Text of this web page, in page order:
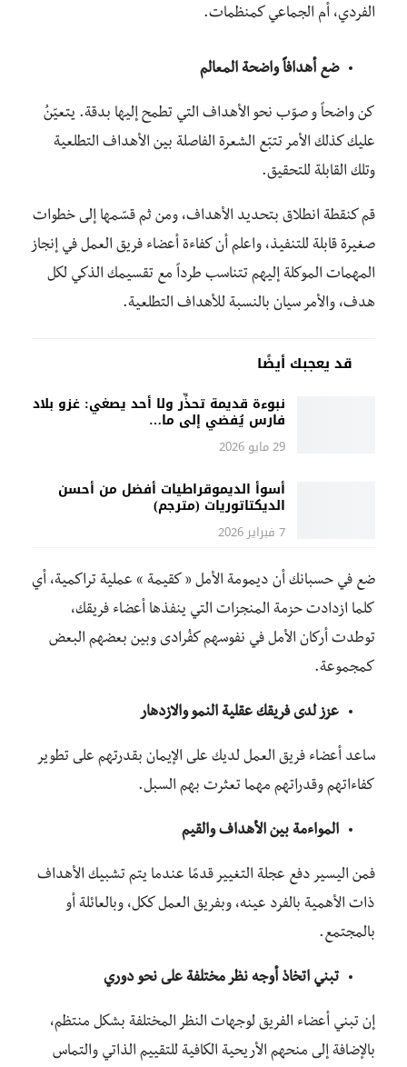
الفردي، أم الجماعي كمنظمات.
ضع أهدافاً واضحة المعالم
كن واضحاً و صوّب نحو الأهداف التي تطمح إليها بدقة. يتعيّنُ
عليك كذلك الأمر تتبّع الشعرة الفاصلة بين الأهداف التطلعية
وتلك القابلة للتحقيق.
قم كنقطة انطلاق بتحديد الأهداف، ومن ثم قسّمها إلى خطوات
صغيرة قابلة للتنفيذ، واعلم أن كفاءة أعضاء فريق العمل في إنجاز
المهمات الموكلة إليهم تتناسب طرداً مع تقسيمك الذكي لكل
هدف، والأمر سيان بالنسبة للأهداف التطلعية.
قد يعجبك أيضًا
نبوءة قديمة تحذِّر ولا أحد يصغي: غزو بلاد
فارس يُفضي إلى ما…
29 مايو 2026
أسوأ الديموقراطيات أفضل من أحسن
الديكتاتوريات (مترجم)
7 فبراير 2026
ضع في حسبانك أن ديمومة الأمل « كقيمة » عملية تراكمية، أي
كلما ازدادت حزمة المنجزات التي ينفذها أعضاء فريقك،
توطدت أركان الأمل في نفوسهم كفُرادى وبين بعضهم البعض
كمجموعة.
عزز لدى فريقك عقلية النمو والازدهار
ساعد أعضاء فريق العمل لديك على الإيمان بقدرتهم على تطوير
كفاءاتهم وقدراتهم مهما تعثرت بهم السبل.
المواءمة بين الأهداف والقيم
فمن اليسير دفع عجلة التغيير قدمًا عندما يتم تشبيك الأهداف
ذات الأهمية بالفرد عينه، وبفريق العمل ككل، وبالعائلة أو
بالمجتمع.
تبني اتخاذ أوجه نظر مختلفة على نحو دوري
إن تبني أعضاء الفريق لوجهات النظر المختلفة بشكل منتظم،
بالإضافة إلى منحهم الأريحية الكافية للتقييم الذاتي والتماس